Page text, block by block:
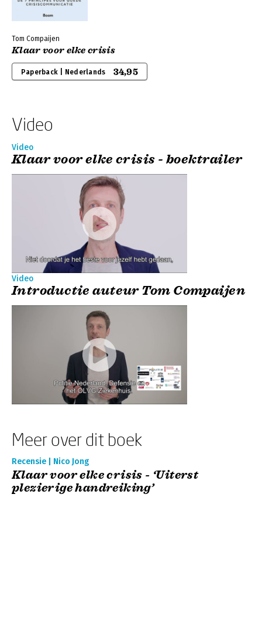
Tom Compaijen
Klaar voor elke crisis
Paperback | Nederlands 34,95
Video
Video
Klaar voor elke crisis - boektrailer
Video
Introductie auteur Tom Compaijen
Meer over dit boek
Recensie | Nico Jong
Klaar voor elke crisis - ‘Uiterst
plezierige handreiking’